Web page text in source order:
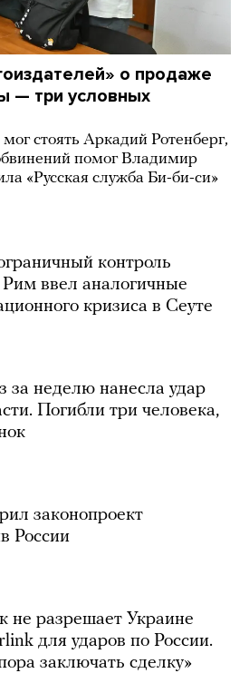
о продаже
— три условных
стоять Аркадий Ротенберг,
помог Владимир
«Русская служба Би-би-си»
контроль
ввел аналогичные
кризиса в Сеуте
за неделю нанесла удар
Погибли три человека,
законопроект
России
не разрешает Украине
для ударов по России.
заключать сделку»